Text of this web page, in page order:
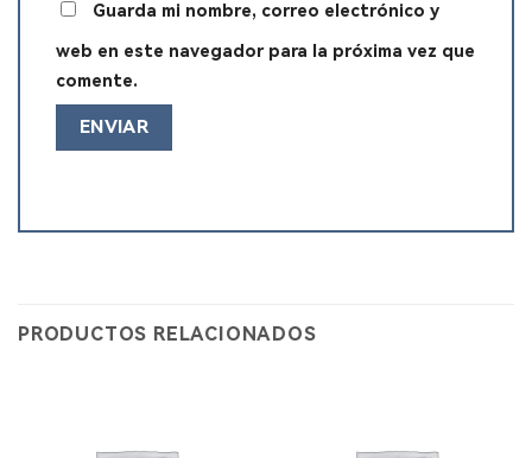
Guarda mi nombre, correo electrónico y
web en este navegador para la próxima vez que
comente.
PRODUCTOS RELACIONADOS